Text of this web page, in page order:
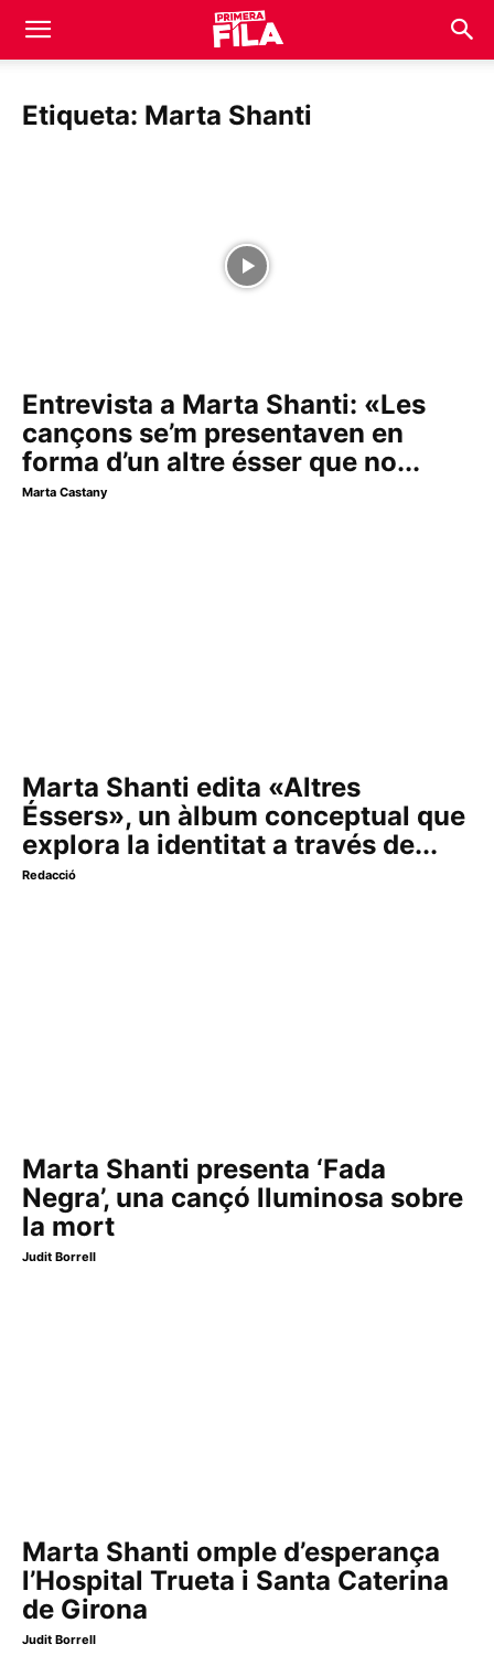
Etiqueta: Marta Shanti
Entrevista a Marta Shanti: «Les
cançons se’m presentaven en
forma d’un altre ésser que no...
Marta Castany
Marta Shanti edita «Altres
Éssers», un àlbum conceptual que
explora la identitat a través de...
Redacció
Marta Shanti presenta ‘Fada
Negra’, una cançó lluminosa sobre
la mort
Judit Borrell
Marta Shanti omple d’esperança
l’Hospital Trueta i Santa Caterina
de Girona
Judit Borrell